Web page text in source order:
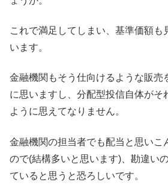
これで満足してしまい、基準価額も
います。
金融機関もそう仕向けるような販売
に思いますし、分配型投信自体がそ
ように思えてなりません。
金融機関の担当者でも配当と思いこ
ので(結構多いと思います)、勘違い
ていると思うと恐ろしいです。